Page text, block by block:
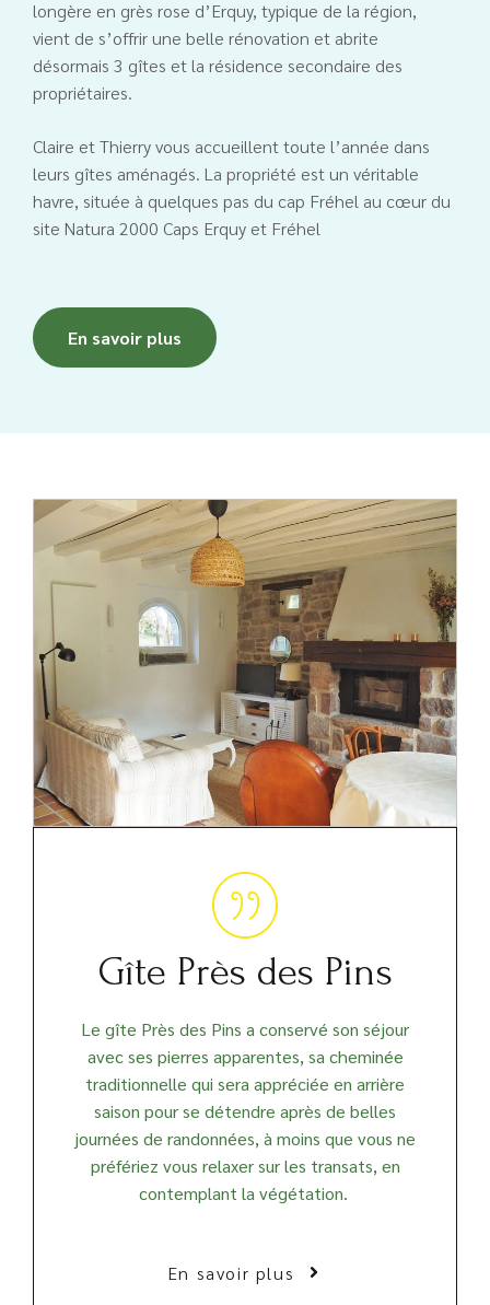
longère en grès rose d’Erquy, typique de la région,
vient de s’offrir une belle rénovation et abrite
désormais 3 gîtes et la résidence secondaire des
propriétaires.
Claire et Thierry vous accueillent toute l’année dans
leurs gîtes aménagés. La propriété est un véritable
havre, située à quelques pas du cap Fréhel au cœur du
site Natura 2000 Caps Erquy et Fréhel
En savoir plus
Gîte Près des Pins
Le gîte Près des Pins a conservé son séjour
avec ses pierres apparentes, sa cheminée
traditionnelle qui sera appréciée en arrière
saison pour se détendre après de belles
journées de randonnées, à moins que vous ne
préfériez vous relaxer sur les transats, en
contemplant la végétation.
En savoir plus